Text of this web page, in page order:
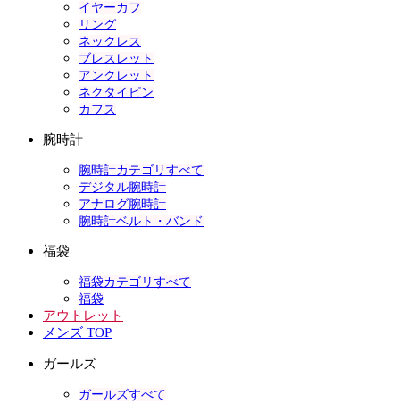
イヤーカフ
リング
ネックレス
ブレスレット
アンクレット
ネクタイピン
カフス
腕時計
腕時計カテゴリすべて
デジタル腕時計
アナログ腕時計
腕時計ベルト・バンド
福袋
福袋カテゴリすべて
福袋
アウトレット
メンズ TOP
ガールズ
ガールズすべて